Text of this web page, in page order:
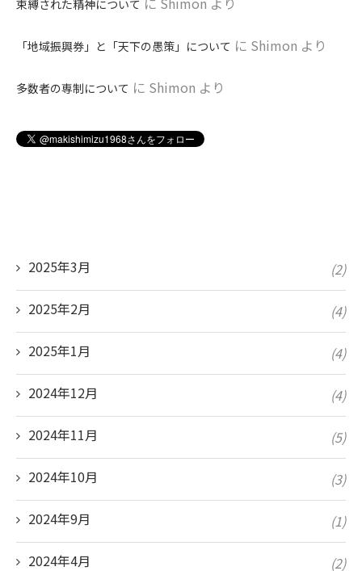
束縛された精神について
「地域振興券」と「天下の愚策」について に Shimon より
多数者の専制について に Shimon より
2025年3月 (2)
2025年2月 (4)
2025年1月 (4)
2024年12月 (4)
2024年11月 (5)
2024年10月 (3)
2024年9月 (1)
2024年4月 (2)